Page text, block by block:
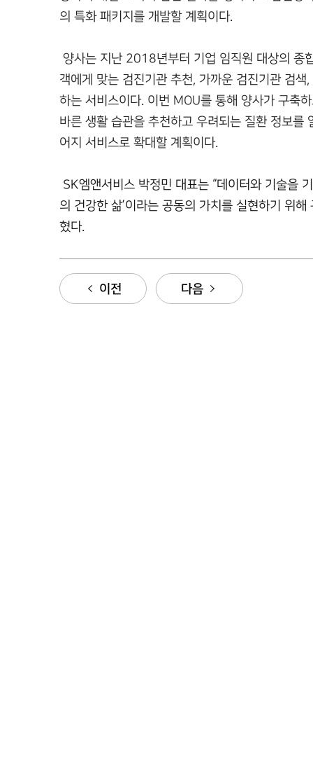
의 특화 패키지를 개발할 계획이다.
양사는 지난 2018년부터 기업 임직원 대상의 종
객에게 맞는 검진기관 추천, 가까운 검진기관 검
하는 서비스이다. 이번 MOU를 통해 양사가 구축
바른 생활 습관을 추천하고 우려되는 질환 정보를
어지 서비스로 확대할 계획이다.
SK엠앤서비스 박정민 대표는 “데이터와 기술을
의 건강한 삶’이라는 공동의 가치를 실현하기 위
혔다.
이전 다음